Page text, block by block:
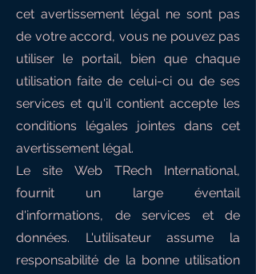
cet avertissement légal ne sont pas
de votre accord, vous ne pouvez pas
utiliser le portail, bien que chaque
utilisation faite de celui-ci ou de ses
services et qu'il contient accepte les
conditions légales jointes dans cet
avertissement légal.
Le site Web TRech International,
fournit un large éventail
d'informations, de services et de
données. L'utilisateur assume la
responsabilité de la bonne utilisation